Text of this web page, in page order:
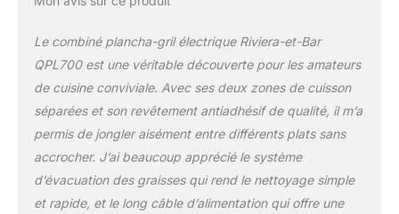
passez facilement de la
celle du Gril. Les plaques
lisses et rainurées offrent
une flexibilité inégalée,
permettant de préparer
des plats variés pour une
expérience culinaire
unique Nettoyage
simplifié : Grâce au
Le combiné plancha-gril électrique Riviera-et-Bar
QPL700 est une véritable découverte pour les amateurs
de cuisine conviviale. Avec ses deux zones de cuisson
séparées et son revêtement antiadhésif de qualité, il m’a
permis de jongler aisément entre différents plats sans
accrocher. J’ai beaucoup apprécié le système
d’évacuation des graisses qui rend le nettoyage simple
et rapide, et le long câble d’alimentation qui offre une